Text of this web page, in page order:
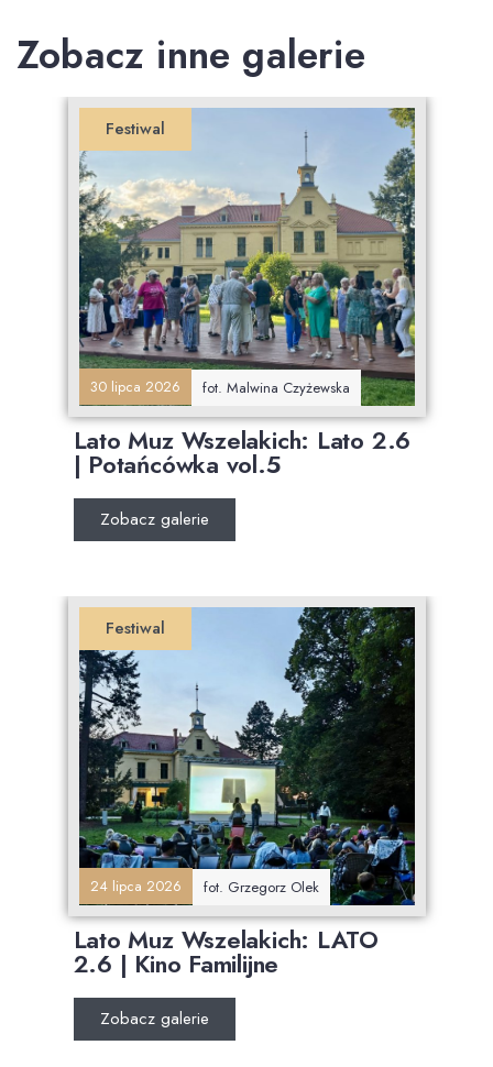
Zobacz inne galerie
Festiwal
30 lipca 2026 fot. Malwina Czyżewska
Lato Muz Wszelakich: Lato 2.6
| Potańcówka vol.5
Zobacz galerie
Festiwal
24 lipca 2026 fot. Grzegorz Olek
Lato Muz Wszelakich: LATO
2.6 | Kino Familijne
Zobacz galerie